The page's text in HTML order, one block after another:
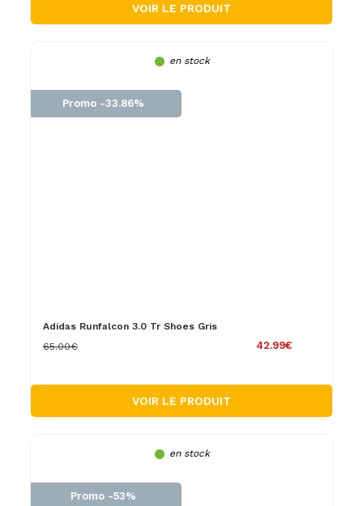
VOIR LE PRODUIT
en stock
Promo -33.86%
Adidas Runfalcon 3.0 Tr Shoes Gris
42.99€
65.00€
VOIR LE PRODUIT
en stock
Promo -53%